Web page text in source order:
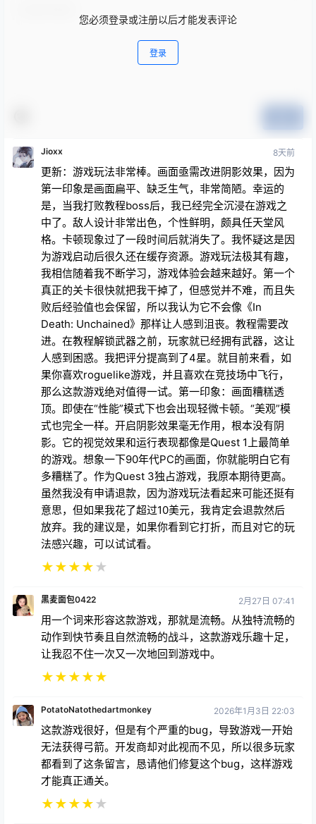
您必须登录或注册以后才能发表评论
登录
Jioxx 8天前
更新：游戏玩法非常棒。画面亟需改进阴影效果，因为
第一印象是画面扁平、缺乏生气，非常简陋。幸运的
是，当我打败教程boss后，我已经完全沉浸在游戏之
中了。敌人设计非常出色，个性鲜明，颇具任天堂风
格。卡顿现象过了一段时间后就消失了。我怀疑这是因
为游戏启动后很久还在缓存资源。游戏玩法极其有趣，
我相信随着我不断学习，游戏体验会越来越好。第一个
真正的关卡很快就把我干掉了，但感觉并不难，而且失
败后经验值也会保留，所以我认为它不会像《In
Death: Unchained》那样让人感到沮丧。教程需要改
进。在教程解锁武器之前，玩家就已经拥有武器，这让
人感到困惑。我把评分提高到了4星。就目前来看，如
果你喜欢roguelike游戏，并且喜欢在竞技场中飞行，
那么这款游戏绝对值得一试。第一印象：画面糟糕透
顶。即使在“性能”模式下也会出现轻微卡顿。“美观”模
式也完全一样。开启阴影效果毫无作用，根本没有阴
影。它的视觉效果和运行表现都像是Quest 1上最简单
的游戏。想象一下90年代PC的画面，你就能明白它有
多糟糕了。作为Quest 3独占游戏，我原本期待更高。
虽然我没有申请退款，因为游戏玩法看起来可能还挺有
意思，但如果我花了超过10美元，我肯定会退款然后
放弃。我的建议是，如果你看到它打折，而且对它的玩
法感兴趣，可以试试看。
★★★★★
黑麦面包0422 2月27日 07:41
用一个词来形容这款游戏，那就是流畅。从独特流畅的
动作到快节奏且自然流畅的战斗，这款游戏乐趣十足，
让我忍不住一次又一次地回到游戏中。
★★★★★
PotatoNatothedartmonkey 2026年1月3日 22:03
这款游戏很好，但是有个严重的bug，导致游戏一开始
无法获得弓箭。开发商却对此视而不见，所以很多玩家
都看到了这条留言，恳请他们修复这个bug，这样游戏
才能真正通关。
★★★★★